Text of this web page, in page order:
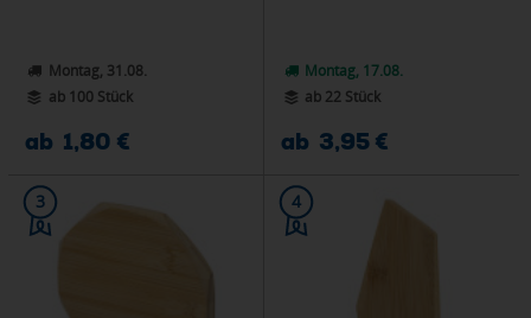
Montag, 31.08.
ab 100 Stück
ab 1,80 €
Montag, 17.08.
ab 22 Stück
ab 3,95 €
3 4